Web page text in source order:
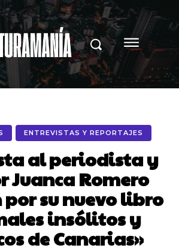
ENTREVISTAS Y REPORTAJES
al periodista y
Juanca Romero
por su nuevo libro
insólitos y
de Canarias»